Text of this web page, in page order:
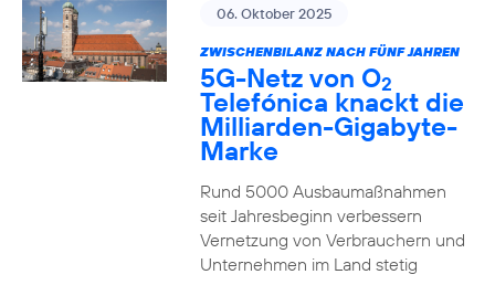
06. Oktober 2025
ZWISCHENBILANZ NACH FÜNF JAHREN
5G-Netz von O2
Telefónica knackt die
Milliarden-Gigabyte-
Marke
Rund 5000 Ausbaumaßnahmen
seit Jahresbeginn verbessern
Vernetzung von Verbrauchern und
Unternehmen im Land stetig